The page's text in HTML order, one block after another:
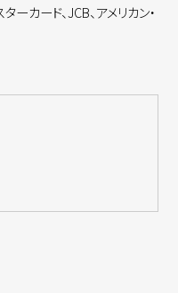
ーカード、JCB、アメリカン・